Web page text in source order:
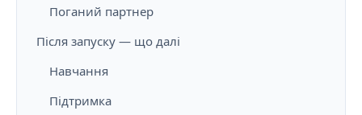
Поганий партнер
Після запуску — що далі
Навчання
Підтримка